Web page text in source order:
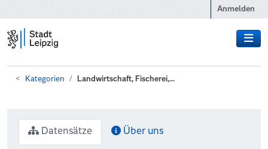
Anmelden
Kategorien Landwirtschaft, Fischerei,...
Datensätze Über uns